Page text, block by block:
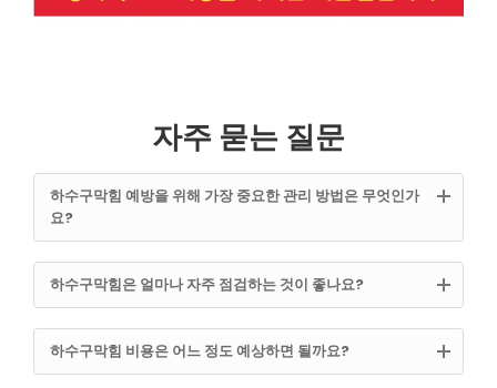
자주 묻는 질문
하수구막힘 예방을 위해 가장 중요한 관리 방법은 무엇인가
요?
하수구막힘은 얼마나 자주 점검하는 것이 좋나요?
하수구막힘 비용은 어느 정도 예상하면 될까요?